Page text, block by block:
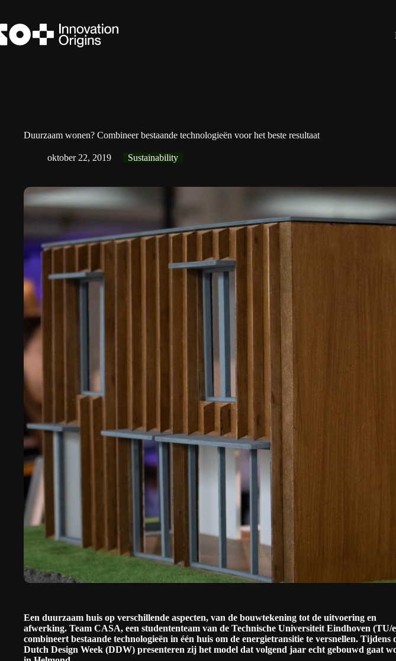
de
inhoud
Duurzaam wonen? Combineer bestaande technologieën voor het beste resultaat
oktober 22, 2019 Sustainability
Een duurzaam huis op verschillende aspecten, van de bouwtekening tot de uitvoering en
afwerking. Team CASA, een studententeam van de Technische Universiteit Eindhoven (TU/
combineert bestaande technologieën in één huis om de energietransitie te versnellen. Tijdens
Dutch Design Week (DDW) presenteren zij het model dat volgend jaar echt gebouwd gaat